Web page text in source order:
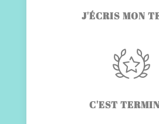
J'ÉCRIS MON
C'EST